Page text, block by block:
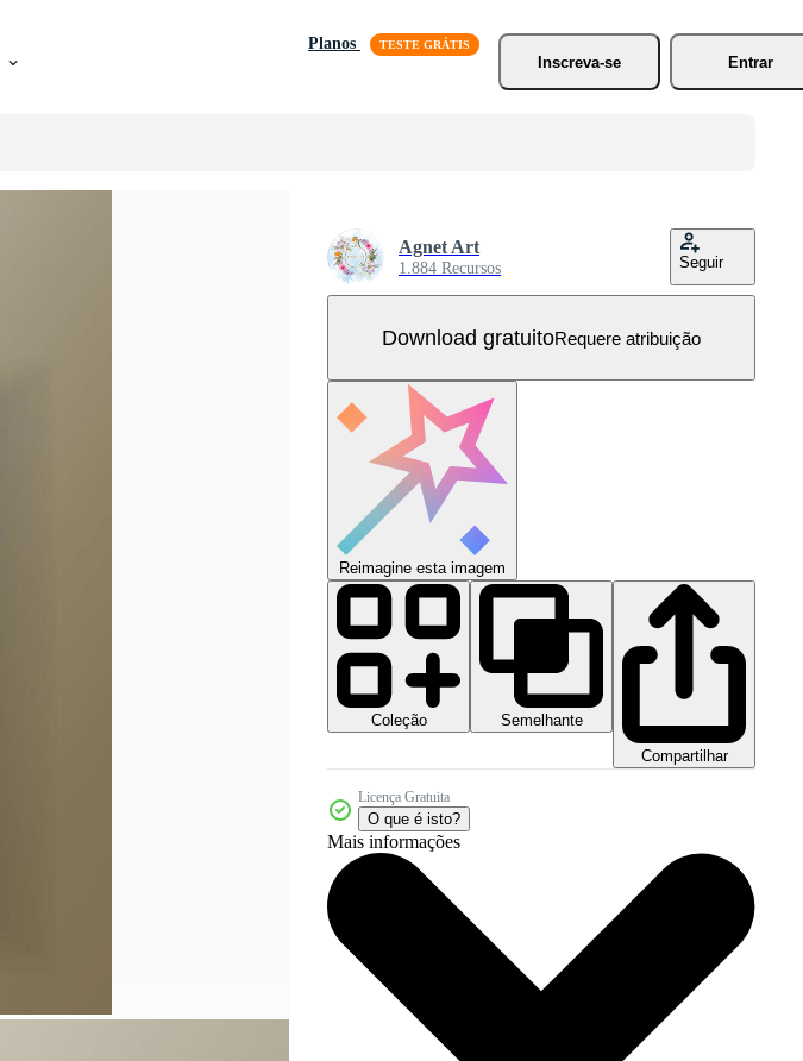
Planos
Inscreva-se
Entrar
Agnet Art
1.884 Recursos Seguir
Download gratuitoRequere atribuição
Reimagine esta imagem
Coleção
Semelhante
Compartilhar
Licença Gratuita
O que é isto?
Mais informações